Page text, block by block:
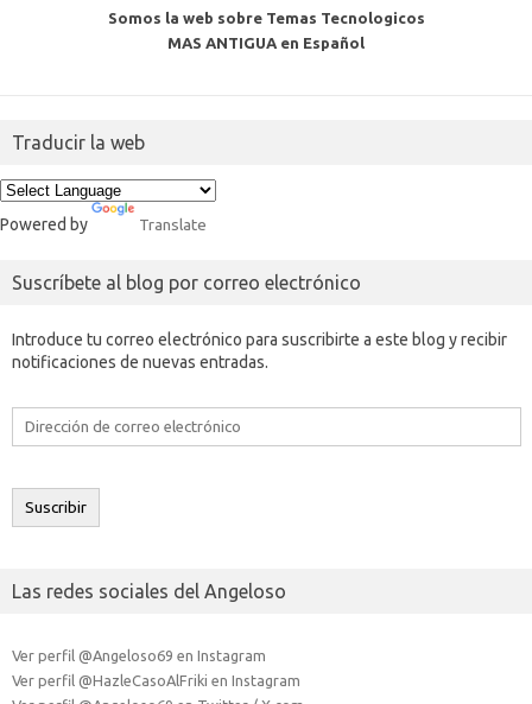
Somos la web sobre Temas Tecnologicos
MAS ANTIGUA en Español
Traducir la web
Powered by Translate
Suscríbete al blog por correo electrónico
Introduce tu correo electrónico para suscribirte a este blog y recibir
notificaciones de nuevas entradas.
Dirección
electrónico
Suscribir
Las redes sociales del Angeloso
Ver perfil @Angeloso69 en Instagram
Ver perfil @HazleCasoAlFriki en Instagram